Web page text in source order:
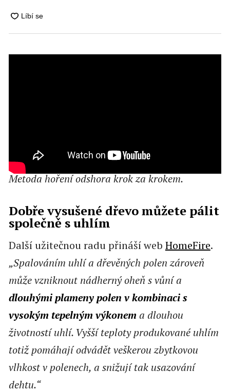
Metoda hoření odshora krok za krokem.
Dobře vysušené dřevo můžete pálit
společně s uhlím
Další užitečnou radu přináší web HomeFire.
„Spalováním uhlí a dřevěných polen zároveň
může vzniknout nádherný oheň s vůní a
dlouhými plameny polen v kombinaci s
vysokým tepelným výkonem a dlouhou
životností uhlí. Vyšší teploty produkované uhlím
totiž pomáhají odvádět veškerou zbytkovou
vlhkost v polenech, a snižují tak usazování
dehtu.“